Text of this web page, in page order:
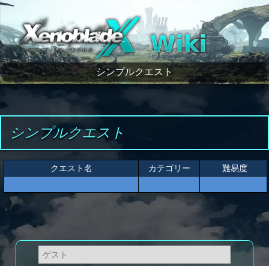
ゼノブレイドクロス wiki
シンプルクエスト
シンプルクエスト
クエスト名 カテゴリー 難易度